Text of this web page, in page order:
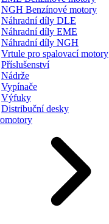
NGH Benzínové motory
Náhradní díly DLE
Náhradní díly EME
Náhradní díly NGH
Vrtule pro spalovací motory
Příslušenství
Nádrže
Vypínače
Výfuky
Distribuční desky